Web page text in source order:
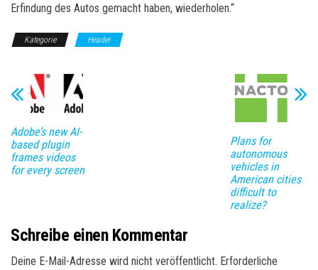
Erfindung des Autos gemacht haben, wiederholen.“
Kategorie Header
Adobe’s new AI-
based plugin
frames videos
for every screen
Plans for
autonomous
vehicles in
American cities
difficult to
realize?
Schreibe einen Kommentar
Deine E-Mail-Adresse wird nicht veröffentlicht. Erforderliche